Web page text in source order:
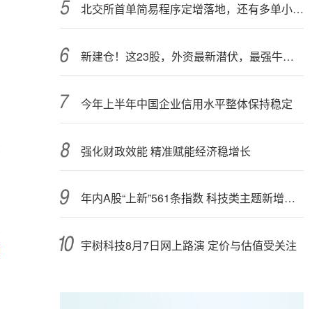
北交所首单简易程序定增落地，还有多单小额快速融资推进中
新建仓！这23股，外资最新潜伏，最强牛股在列
今年上半年中国企业信用水平整体保持稳定
强化财政效能 精准赋能经济稳增长
年内A股“上新”561条指数 科技类主题新增较多
宇树科技8月7日网上路演 定价与估值受关注